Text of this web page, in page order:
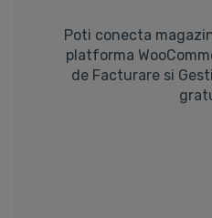
Poti conecta
platforma
de Facturare si